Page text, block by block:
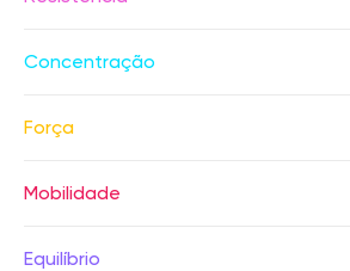
Concentração
Força
Mobilidade
Equilíbrio